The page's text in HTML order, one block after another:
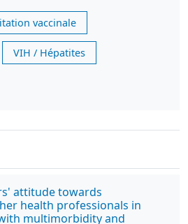
vaccinale
VIH / Hépatites
attitude towards
health professionals in
multimorbidity and